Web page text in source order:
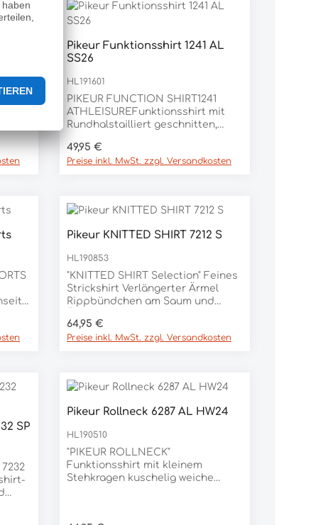
BAUMWOLLE, 5% ELASTAN
Pikeur Funktionsshirt 1241 AL
SS26
HL191601
PIKEUR FUNCTION SHIRT1241
ATHLEISUREFunktionsshirt mit
Rundhalstailliert geschnitten,
Seitenteilen, unter den Armen
und am Rücken zur
Vorder-und Rückenteil, großer
Pikeur Schriftzug auf dem
Technologie neutralisiert
unangenehme Gerüche auf
effektiv für langanhaltende
FrischeMaterial84% POLYESTER,
16% ELASTAN
Regulärer Preis:
49,95 €
Preise inkl. MwSt. zzgl. Versandkosten
Pikeur KNITTED SHIRT 7212 S
HL190853
"KNITTED SHIRT Selection" Feines
Strickshirt Verlängerter Ärmel
Rippbündchen am Saum und
Halsausschnitt mit Rippbündchen
Webbatch Label oberhalb des
Regulärer Preis:
64,95 €
Preise inkl. MwSt. zzgl. Versandkosten
SP
Pikeur Rollneck 6287 AL HW24
HL190510
"PIKEUR ROLLNECK"
Funktionsshirt mit kleinem
Stehkragen kuschelig weiche